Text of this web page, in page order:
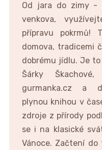
Od jara do zimy -
venkova,
přípravu pokrmů!
domova, tradicemi
dobrému jídlu. Je
Šárky
gurmanka.cz a
plynou knihou v
zdroje z přírody
se i na klasické
Vánoce. Začtení